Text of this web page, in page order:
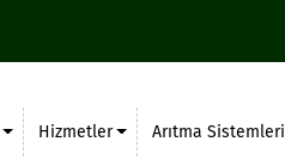
Hizmetler Arıtma Sistemleri